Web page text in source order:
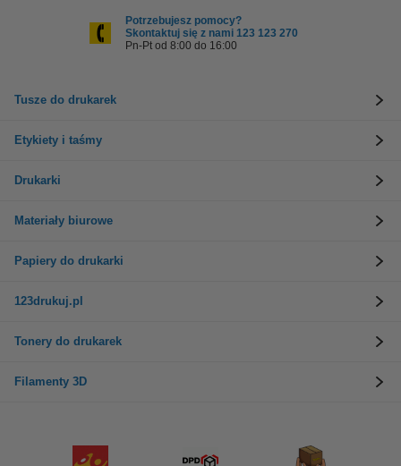
Potrzebujesz pomocy?
Skontaktuj się z nami 123 123 270
Pn-Pt od 8:00 do 16:00
Tusze do drukarek
Etykiety i taśmy
Drukarki
Materiały biurowe
Papiery do drukarki
123drukuj.pl
Tonery do drukarek
Filamenty 3D